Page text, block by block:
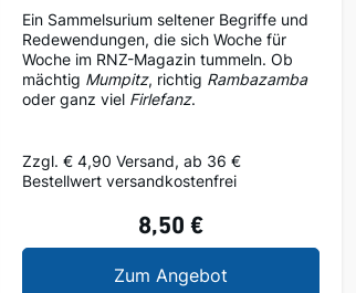
Ein Sammelsurium seltener Begriffe und
Redewendungen, die sich Woche für
Woche im RNZ-Magazin tummeln. Ob
mächtig Mumpitz, richtig Rambazamba
oder ganz viel Firlefanz.
Zzgl. € 4,90 Versand, ab 36 €
Bestellwert versandkostenfrei
8,50 €
Zum AngebotAusgeplaudert 4